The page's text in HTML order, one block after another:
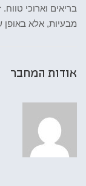
בריאים וארוכי
מבעיות, אלא באופן
אודות המחבר